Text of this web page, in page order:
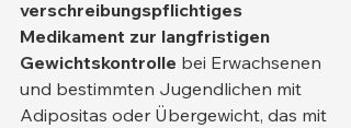
verschreibungspflichtiges
Medikament zur langfristigen
Gewichtskontrolle bei Erwachsenen
und bestimmten Jugendlichen mit
Adipositas oder Übergewicht, das mit